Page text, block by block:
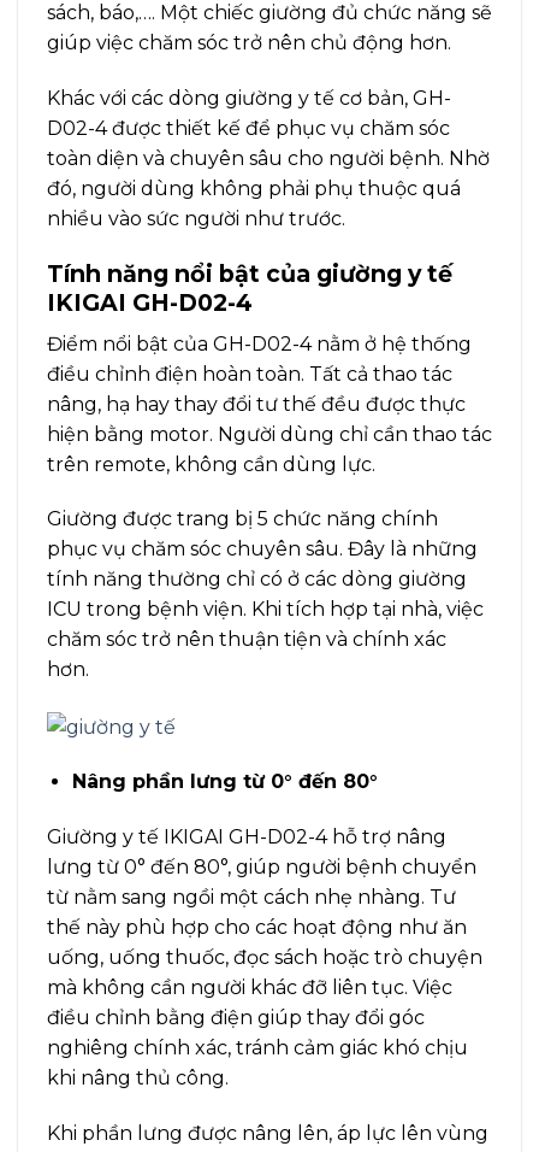
sách, báo,…. Một chiếc giường đủ chức năng sẽ
giúp việc chăm sóc trở nên chủ động hơn.
Khác với các dòng giường y tế cơ bản, GH-
D02-4 được thiết kế để phục vụ chăm sóc
toàn diện và chuyên sâu cho người bệnh. Nhờ
đó, người dùng không phải phụ thuộc quá
nhiều vào sức người như trước.
Tính năng nổi bật của giường y tế
IKIGAI GH-D02-4
Điểm nổi bật của GH-D02-4 nằm ở hệ thống
điều chỉnh điện hoàn toàn. Tất cả thao tác
nâng, hạ hay thay đổi tư thế đều được thực
hiện bằng motor. Người dùng chỉ cần thao tác
trên remote, không cần dùng lực.
Giường được trang bị 5 chức năng chính
phục vụ chăm sóc chuyên sâu. Đây là những
tính năng thường chỉ có ở các dòng giường
ICU trong bệnh viện. Khi tích hợp tại nhà, việc
chăm sóc trở nên thuận tiện và chính xác
hơn.
Nâng phần lưng từ 0° đến 80°
Giường y tế IKIGAI GH-D02-4 hỗ trợ nâng
lưng từ 0° đến 80°, giúp người bệnh chuyển
từ nằm sang ngồi một cách nhẹ nhàng. Tư
thế này phù hợp cho các hoạt động như ăn
uống, uống thuốc, đọc sách hoặc trò chuyện
mà không cần người khác đỡ liên tục. Việc
điều chỉnh bằng điện giúp thay đổi góc
nghiêng chính xác, tránh cảm giác khó chịu
khi nâng thủ công.
Khi phần lưng được nâng lên, áp lực lên vùng